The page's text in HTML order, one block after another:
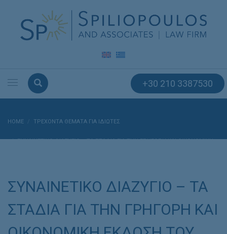
+30 210 3387530
HOME ΤΡΕΧΟΝΤΑ ΘΕΜΑΤΑ ΓΙΑ ΙΔΙΩΤΕΣ
ΣΥΝΑΙΝΕΤΙΚΟ ΔΙΑΖΥΓΙΟ – ΤΑ ΣΤΑΔΙΑ ΓΙΑ ΤΗΝ ΓΡΗΓΟΡΗ ΚΑΙ ΟΙΚΟΝΟΜΙΚΗ
ΣΥΝΑΙΝΕΤΙΚΟ ΔΙΑΖΥΓΙΟ – ΤΑ
ΣΤΑΔΙΑ ΓΙΑ ΤΗΝ ΓΡΗΓΟΡΗ ΚΑΙ